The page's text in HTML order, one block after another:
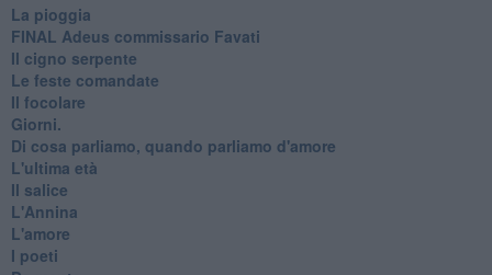
La pioggia
FINAL Adeus commissario Favati
Il cigno serpente
Le feste comandate
Il focolare
Giorni.
Di cosa parliamo, quando parliamo d'amore
L'ultima età
Il salice
L'Annina
L'amore
I poeti